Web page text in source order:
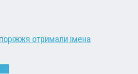
отримали імена